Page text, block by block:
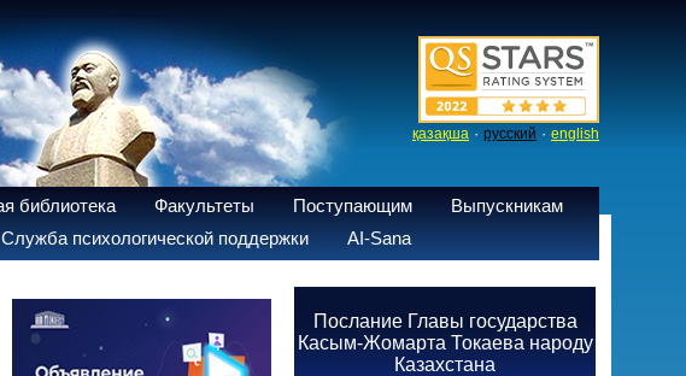
қазақша · русский · english
библиотека Факультеты Поступающим
Выпускникам
Служба психологической поддержки AI-Sana
Послание Главы государства
Касым-Жомарта Токаева народу
Казахстана